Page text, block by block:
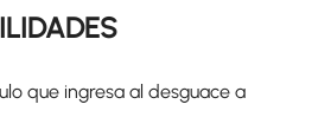
que ingresa al desguace a